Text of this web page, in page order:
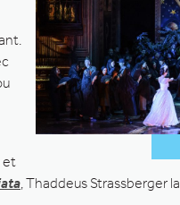
et
, Thaddeus Strassberger